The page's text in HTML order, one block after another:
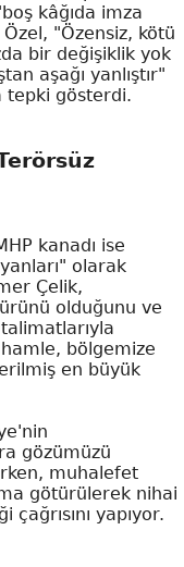
kâğıda imza
Özel, "Özensiz, kötü
bir değişiklik yok
aşağı yanlıştır"
tepki gösterdi.
kanadı ise
olarak
Çelik,
olduğunu ve
bölgemize
en büyük
gözümüzü
muhalefet
götürülerek nihai
çağrısını yapıyor.